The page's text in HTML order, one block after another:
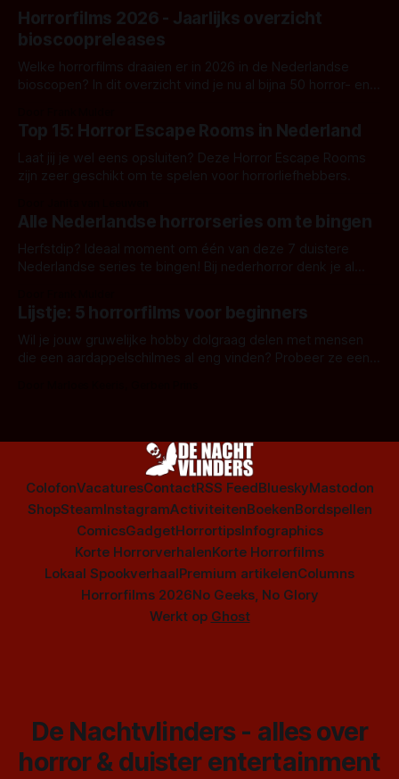
Horrorfilms 2026 - Jaarlijks overzicht
bioscoopreleases
Welke horrorfilms draaien er in 2026 in de Nederlandse
bioscopen? In dit overzicht vind je nu al bijna 50 horror- en
Top 15: Horror Escape Rooms in Nederland
Laat jij je wel eens opsluiten? Deze Horror Escape Rooms
zijn zeer geschikt om te spelen voor horrorliefhebbers.
Alle Nederlandse horrorseries om te bingen
Herfstdip? Ideaal moment om één van deze 7 duistere
Nederlandse series te bingen! Bij nederhorror denk je al
Amsterdamned of The Johnsons. Maar Nederlandse horror
is niet beperkt tot films. Hier een aantal Nederlandse tv-
series uit het duistere of horrorgenre. Als
Lijstje: 5 horrorfilms voor beginners
Wil je jouw gruwelijke hobby dolgraag delen met mensen
die een aardappelschilmes al eng vinden? Probeer ze eens
ColofonVacaturesContactRSS FeedBlueskyMastodon
ShopSteamInstagramActiviteitenBoekenBordspellen
ComicsGadgetHorrortipsInfographics
Korte HorrorverhalenKorte Horrorfilms
Lokaal SpookverhaalPremium artikelenColumns
Horrorfilms 2026No Geeks, No Glory
Werkt op Ghost
De Nachtvlinders - alles over
horror & duister entertainment